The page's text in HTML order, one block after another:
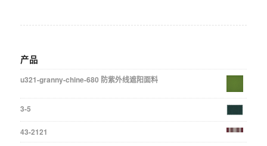
产品
u321-granny-chine-680 防紫外线遮阳面料
3-5
43-2121